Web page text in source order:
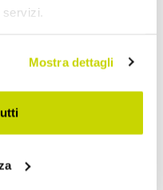
Mostra dettagli